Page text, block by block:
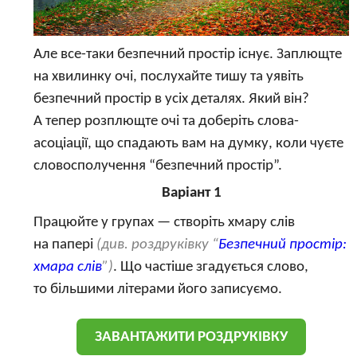
Але все-таки безпечний простір існує. Заплющте
на хвилинку очі, послухайте тишу та уявіть
безпечний простір в усіх деталях. Який він?
А тепер розплющте очі та доберіть слова-
асоціації, що спадають вам на думку, коли чуєте
словосполучення “безпечний простір”.
Варіант 1
Працюйте у групах — створіть хмару слів
на папері (див. роздруківку “Безпечний простір:
хмара слів”). Що частіше згадується слово,
то більшими літерами його записуємо.
ЗАВАНТАЖИТИ РОЗДРУКІВКУ